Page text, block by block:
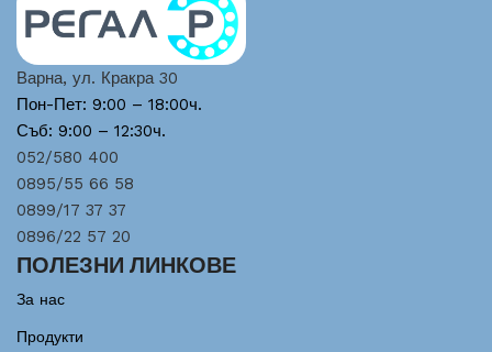
Варна, ул. Кракра 30
Пон-Пет: 9:00 – 18:00ч.
Съб: 9:00 – 12:30ч.
052/580 400
0895/55 66 58
0899/17 37 37
0896/22 57 20
ПОЛЕЗНИ ЛИНКОВЕ
За нас
Продукти